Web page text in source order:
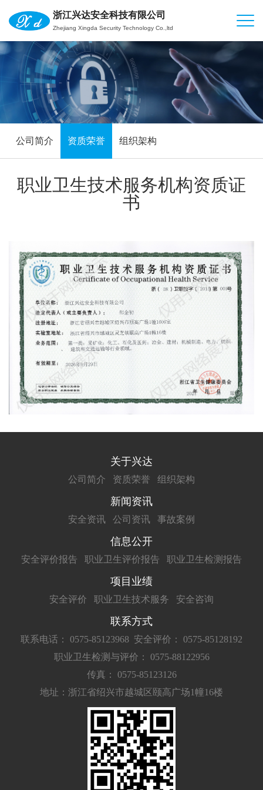
浙江兴达安全科技有限公司
Zhejiang Xingda Security Technology Co.,ltd
公司简介 资质荣誉 组织架构
职业卫生技术服务机构资质证
书
关于兴达
公司简介 资质荣誉 组织架构
新闻资讯
安全资讯 公司资讯 事故案例
信息公开
安全评价报告 职业卫生评价报告 职业卫生检测报告
项目业绩
安全评价 职业卫生技术服务 安全咨询
联系方式
联系电话： 0575-85123968 安全评价： 0575-85128192
职业卫生检测与评价： 0575-88122956
传真： 0575-85123126
地址：浙江省绍兴市越城区颐高广场1幢16楼